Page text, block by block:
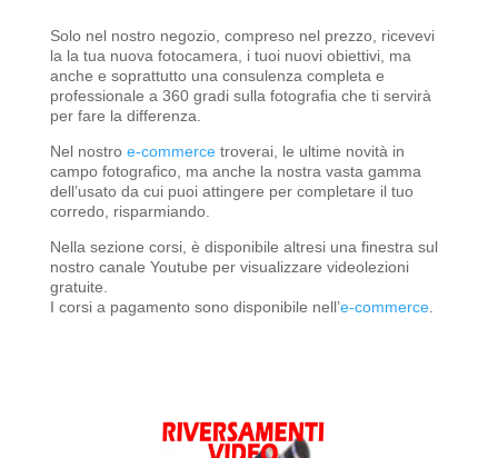
Solo nel nostro negozio, compreso nel prezzo, ricevevi
la la tua nuova fotocamera, i tuoi nuovi obiettivi, ma
anche e soprattutto una consulenza completa e
professionale a 360 gradi sulla fotografia che ti servirà
per fare la differenza.
Nel nostro e-commercetroverai, le ultime novità in
campo fotografico, ma anche la nostra vasta gamma
dell’usato da cui puoi attingere per completare il tuo
corredo, risparmiando.
Nella sezione corsi, è disponibile altresi una finestra sul
nostro canale Youtube per visualizzare videolezioni
gratuite.
I corsi a pagamento sono disponibile nell’e-commerce.